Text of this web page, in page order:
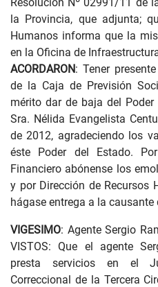
la Provincia, que adjunta;
Humanos informa que la
en la Oficina de
ACORDARON: Tener
de la Caja de Previsión
mérito dar de baja del
Sra. Nélida Evangelista
de 2012, agradeciendo los
éste Poder del Estado.
Financiero abónense los
y por Dirección de Recursos
hágase entrega a la
VIGESIMO: Agente Sergio
VISTOS: Que el agente
presta servicios en el
Correccional de la Tercera